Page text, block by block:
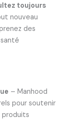
toujours
nouveau
des
– Manhood
pour soutenir
produits